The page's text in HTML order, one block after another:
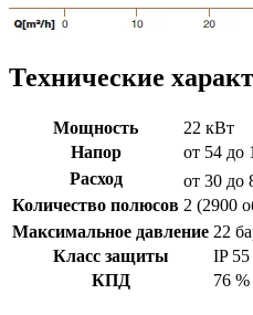
Технические
Мощность
22 кВт
Напор
от 54 до
Расход
от 30 до
Количество полюсов 2 (2900
Максимальное давление 22
Класс защиты
IP 55
КПД
76 %